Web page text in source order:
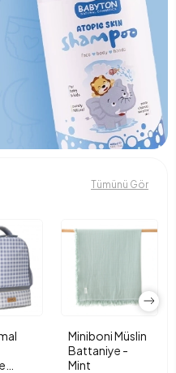
Tümünü Gör
Miniboni Müslin
Battaniye -
Mint